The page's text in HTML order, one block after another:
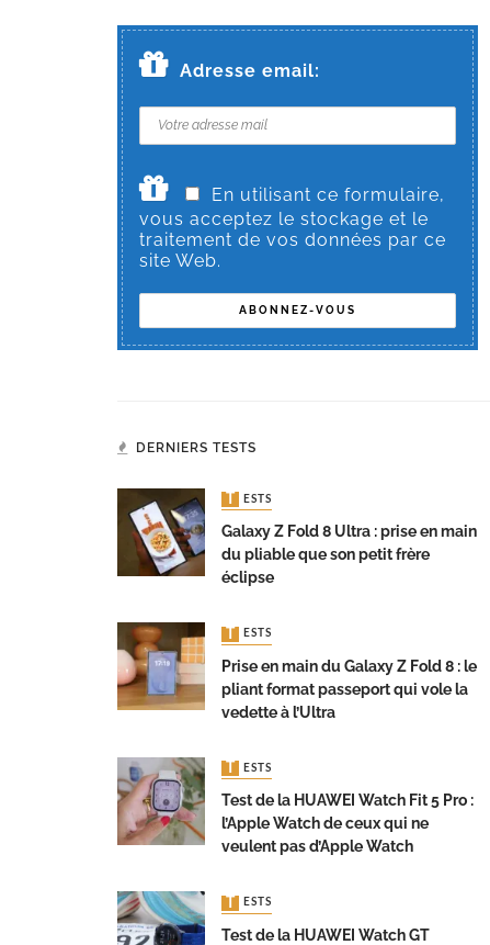
Adresse email:
En utilisant ce formulaire,
vous acceptez le stockage et le
traitement de vos données par ce
site Web.
DERNIERS TESTS
TESTS
Galaxy Z Fold 8 Ultra : prise en main
du pliable que son petit frère
éclipse
TESTS
Prise en main du Galaxy Z Fold 8 : le
pliant format passeport qui vole la
vedette à l’Ultra
TESTS
Test de la HUAWEI Watch Fit 5 Pro :
l’Apple Watch de ceux qui ne
veulent pas d’Apple Watch
TESTS
Test de la HUAWEI Watch GT